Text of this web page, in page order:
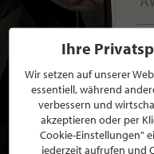
Ihre
Wir setzen auf unserer
essentiell, während
verbessern und
akzeptieren oder per
Cookie-Einstellungen"
jederzeit aufrufen und